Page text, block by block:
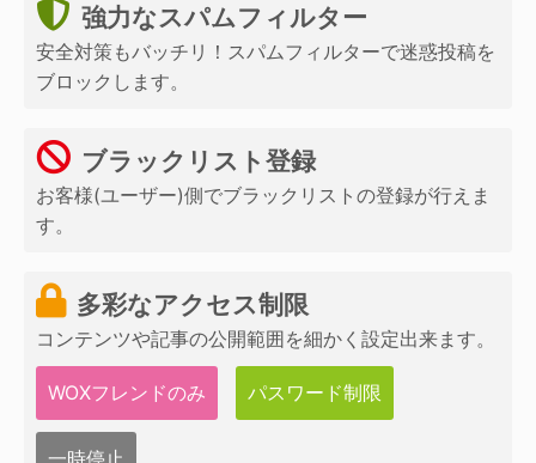
強力なスパムフィルター
安全対策もバッチリ！スパムフィルターで迷惑投稿を
ブロックします。
ブラックリスト登録
お客様(ユーザー)側でブラックリストの登録が行えま
す。
多彩なアクセス制限
コンテンツや記事の公開範囲を細かく設定出来ます。
WOXフレンドのみ パスワード制限
一時停止